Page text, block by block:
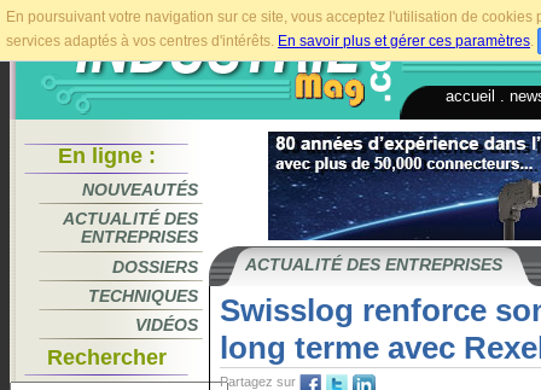
En poursuivant votre navigation sur ce site, vous acceptez l'utilisation de
services adaptés à vos centres d'intérêts. En savoir plus et gérer ces paramètres.
accueil
En ligne :
NOUVEAUTÉS
ACTUALITÉ DES
ENTREPRISES
DOSSIERS
TECHNIQUES
VIDÉOS
Rechercher
ACTUALITÉ DES ENTREPRISES
Swisslog renforce
long terme avec
Partagez sur